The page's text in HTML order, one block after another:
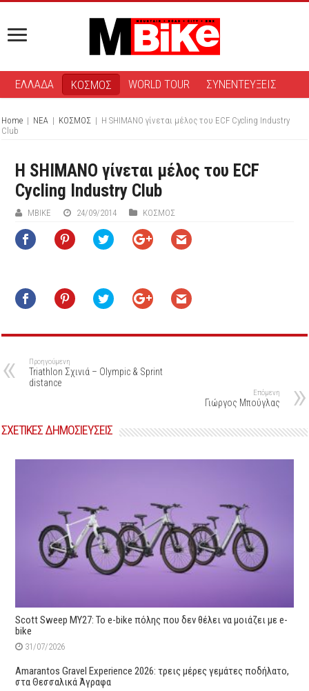
ΕΛΛΑΔΑ ΚΟΣΜΟΣ WORLD TOUR ΣΥΝΕΝΤΕΥΞΕΙΣ
Home | ΝΕΑ | ΚΟΣΜΟΣ | Η SHIMANO γίνεται μέλος του ECF Cycling Industry
Club
Η SHIMANO γίνεται μέλος του ECF
Cycling Industry Club
ΜΒIKE 24/09/2014 ΚΟΣΜΟΣ
Προηγούμενη
Triathlon Σχινιά – Olympic & Sprint
distance
Επόμενη
Γιώργος Μπούγλας
ΣΧΕΤΙΚΕΣ ΔΗΜΟΣΙΕΥΣΕΙΣ
Scott Sweep MY27: Το e-bike πόλης που δεν θέλει να μοιάζει με e-
bike
31/07/2026
Amarantos Gravel Experience 2026: τρεις μέρες γεμάτες ποδήλατο,
στα Θεσσαλικά Άγραφα